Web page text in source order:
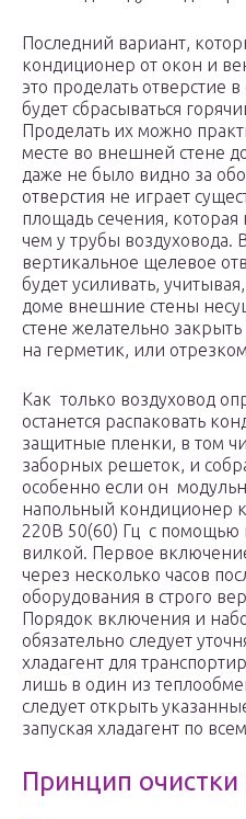
Последний вариант,
кондиционер от окон и
это проделать отверстие
будет сбрасываться
Проделать их можно
месте во внешней стене
даже не было видно за
отверстия не играет
площадь сечения,
чем у трубы воздуховода.
вертикальное щелевое
будет усиливать,
доме внешние стены
стене желательно
на герметик, или
Как только воздуховод
останется распаковать
защитные пленки, в том
заборных решеток, и
особенно если он
напольный кондиционер к
220В 50(60) Гц с помощью
вилкой. Первое
через несколько часов
оборудования в строго
Порядок включения и
обязательно следует
хладагент для
лишь в один из
следует открыть
запуская хладагент по
Принцип очистки